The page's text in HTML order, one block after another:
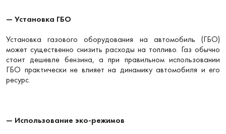
— Установка ГБО
Установка газового оборудования на автомобиль (ГБО)
может существенно снизить расходы на топливо. Газ обычно
стоит дешевле бензина, а при правильном использовании
ГБО практически не влияет на динамику автомобиля и его
ресурс.
— Использование эко-режимов